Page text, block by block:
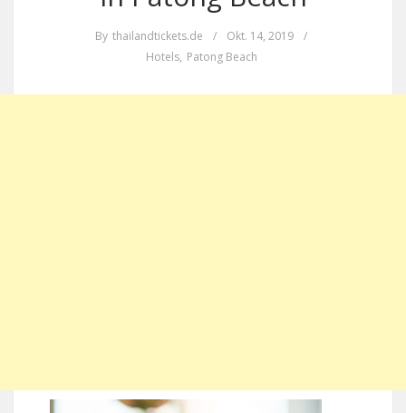
By thailandtickets.de / Okt. 14, 2019
/
Hotels, Patong Beach